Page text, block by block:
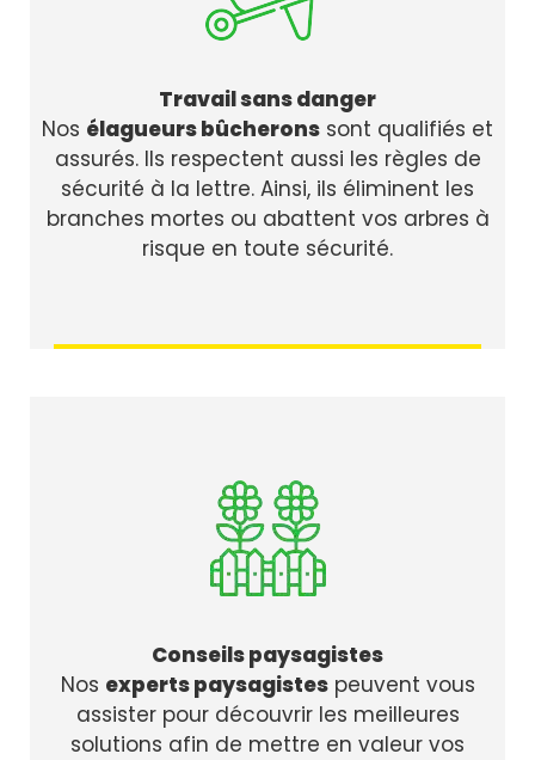
Travail sans danger
Nos élagueurs bûcherons sont qualifiés et
assurés. Ils respectent aussi les règles de
sécurité à la lettre. Ainsi, ils éliminent les
branches mortes ou abattent vos arbres à
risque en toute sécurité.
Conseils paysagistes
Nos experts paysagistespeuvent vous
assister pour découvrir les meilleures
solutions afin de mettre en valeur vos